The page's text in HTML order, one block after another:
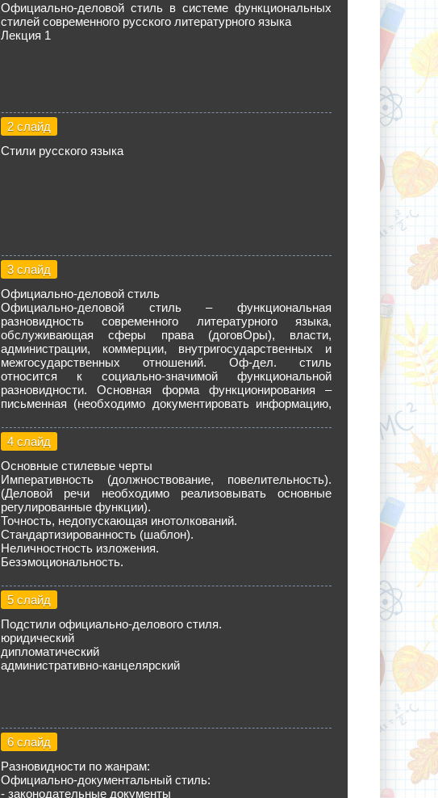
Официально-деловой стиль в системе функциональных
стилей современного русского литературного языка
Лекция 1
2 слайд
Стили русского языка
3 слайд
Официально-деловой стиль
Официально-деловой стиль – функциональная
разновидность современного литературного языка,
обслуживающая сферы права (договОры), власти,
администрации, коммерции, внутригосударственных и
межгосударственных отношений. Оф-дел. стиль
относится к социально-значимой функциональной
разновидности. Основная форма функционирования –
письменная (необходимо документировать информацию,
4 слайд
Основные стилевые черты
Императивность (должноствование, повелительность).
(Деловой речи необходимо реализовывать основные
регулированные функции).
Точность, недопускающая инотолкований.
Стандартизированность (шаблон).
Неличностность изложения.
Безэмоциональность.
5 слайд
Подстили официально-делового стиля.
юридический
дипломатический
административно-канцелярский
6 слайд
Разновидности по жанрам:
Официально-документальный стиль:
- законодательные документы